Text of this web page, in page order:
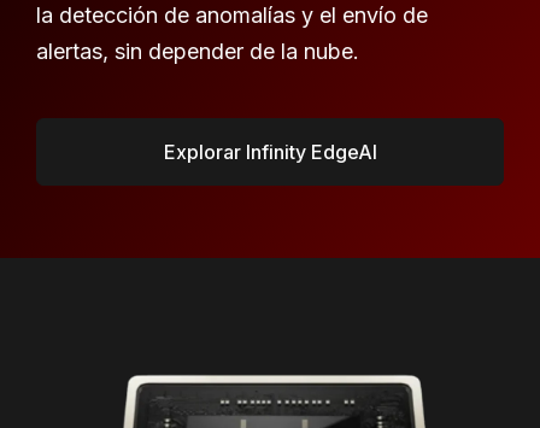
la detección de anomalías y el envío de
alertas, sin depender de la nube.
Explorar Infinity EdgeAI